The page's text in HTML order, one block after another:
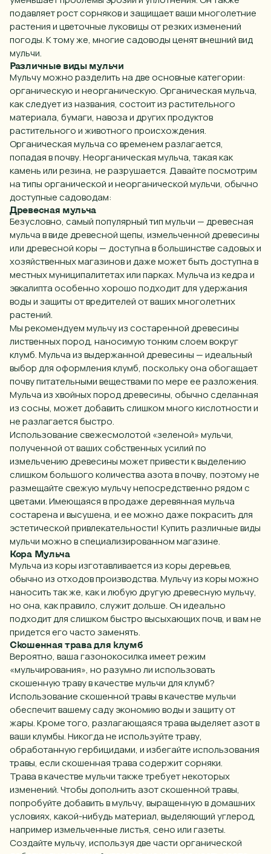
подавляет рост сорняков и защищает ваши многолетние
растения ицветочныелуковицы от резких изменений
погоды. К тому же, многие садоводы ценят внешний вид
мульчи.
Различные виды мульчи
Мульчу можно разделить на две основные категории:
органическую и неорганическую. Органическая мульча,
какследуетиз названия, состоит из растительного
материала, бумаги, навоза и других продуктов
растительного и животного происхождения.
Органическая мульча со временем разлагается,
попадая в почву. Неорганическая мульча, такая как
камень или резина, не разрушается. Давайте посмотрим
на типы органической и неорганической мульчи, обычно
доступные садоводам:
Древесная мульча
Безусловно, самый популярный тип мульчи — древесная
мульча ввидедревесной щепы, измельченной древесины
или древесной коры — доступна в большинстве садовых и
хозяйственных магазинов и даже может быть доступна в
местных муниципалитетах или парках. Мульча из кедра и
эвкалипта особенно хорошо подходит для удержания
воды и защиты от вредителей от ваших многолетних
растений.
Мы рекомендуем мульчу из состаренной древесины
лиственных пород, наносимую тонким слоем вокруг
клумб. Мульча из выдержанной древесины — идеальный
выбор дляоформления клумб, поскольку она обогащает
почвупитательнымивеществами по мере ее разложения.
Мульча из хвойных пород древесины, обычно сделанная
из сосны, может добавить слишком много кислотности и
не разлагается быстро.
Использование свежесмолотой «зеленой»мульчи,
полученной от ваших собственных усилий по
измельчению древесины может привести к выделению
слишком большого количества азота в почву, поэтому не
размещайте свежую мульчу непосредственно рядом с
цветами. Имеющаяся в продаже деревянная мульча
состарена и высушена, и ее можно даже покрасить для
эстетической привлекательности! Купить различные виды
мульчиможно в специализированном магазине.
Кора Мульча
Мульча из коры изготавливается из коры деревьев,
обычно из отходов производства. Мульчу из коры можно
наносить так же, как и любуюдругуюдревесную мульчу,
но она, как правило, служитдольше. Он идеально
подходит для слишком быстро высыхающих почв, и вам не
придется его часто заменять.
Скошенная трава для клумб
Вероятно, ваша газонокосилка имеет режим
«мульчирования», но разумно ли использовать
скошенную траву в качестве мульчи дляклумб?
Использование скошенной травы в качестве мульчи
обеспечит вашемусадуэкономию воды и защиту от
жары. Кроме того, разлагающаяся трава выделяет азот в
ваши клумбы. Никогда не используйте траву,
обработанную гербицидами, и избегайте использования
травы, если скошенная трава содержит сорняки.
Трава в качестве мульчи также требует некоторых
изменений. Чтобы дополнить азот скошенной травы,
попробуйте добавить в мульчу, выращенную в домашних
условиях, какой-нибудьматериал, выделяющий углерод,
напримеризмельченные листья, сено или газеты.
Создайтемульчу, используя две части органической